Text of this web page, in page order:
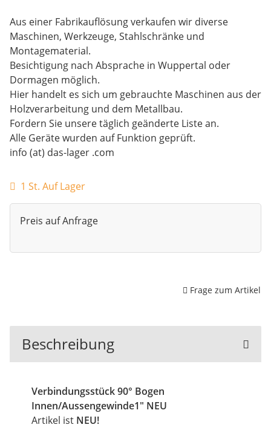
Aus einer Fabrikauflösung verkaufen wir diverse
Maschinen, Werkzeuge, Stahlschränke und
Montagematerial.
Besichtigung nach Absprache in Wuppertal oder
Dormagen möglich.
Hier handelt es sich um gebrauchte Maschinen aus der
Holzverarbeitung und dem Metallbau.
Fordern Sie unsere täglich geänderte Liste an.
Alle Geräte wurden auf Funktion geprüft.
info (at) das-lager .com
1 St. Auf Lager
Preis auf Anfrage
Frage zum Artikel
Beschreibung
Verbindungsstück 90° Bogen
Innen/Aussengewinde1" NEU
Artikel ist NEU!